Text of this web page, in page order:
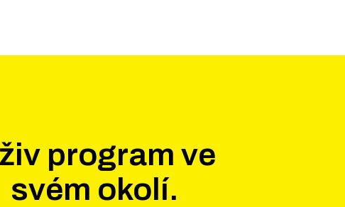
program ve
svém okolí.